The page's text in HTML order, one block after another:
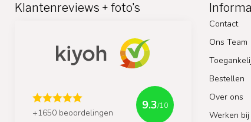
Klantenreviews + foto's
+1650 beoordelingen
9.3/10
Contact
Ons Team
Bestellen
Over ons
Werken bij